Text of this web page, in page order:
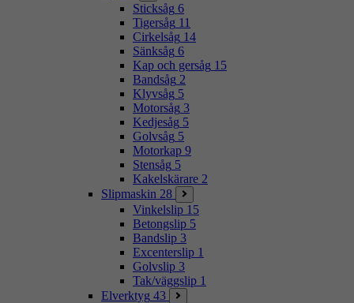
Sticksåg 6
Tigersåg 11
Cirkelsåg 14
Sänksåg 6
Kap och gersåg 15
Bandsåg 2
Klyvsåg 5
Motorsåg 3
Kedjesåg 5
Golvsåg 5
Motorkap 9
Stensåg 5
Kakelskärare 2
Slipmaskin 28
Vinkelslip 15
Betongslip 5
Bandslip 3
Excenterslip 1
Golvslip 3
Tak/väggslip 1
Elverktyg 43